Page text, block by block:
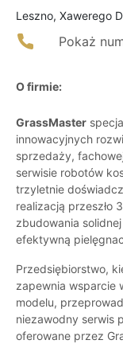
Leszno, Xawerego
Pokaż
O firmie:
GrassMaster
innowacyjnych
sprzedaży,
serwisie robotów
trzyletnie
realizacją przeszło
zbudowania
efektywną
Przedsiębiorstwo,
zapewnia wsparcie
modelu,
niezawodny serwis
oferowane przez